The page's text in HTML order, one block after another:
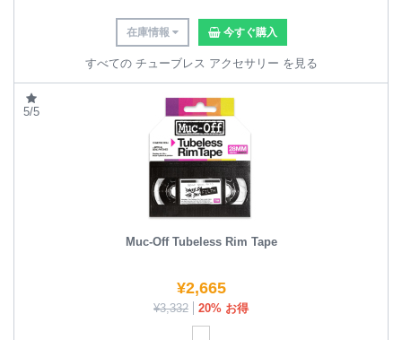
在庫情報 今すぐ購入
すべての チューブレス アクセサリー を見る
5/5
Muc-Off Tubeless Rim Tape
¥2,665
¥3,332 20% お得